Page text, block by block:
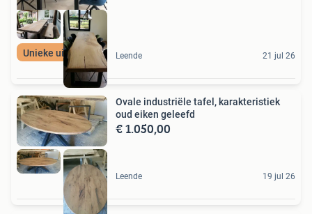
Unieke uitstraling Leende 21 jul 26
Ovale industriële tafel, karakteristiek
oud eiken geleefd
€ 1.050,00
Leende 19 jul 26